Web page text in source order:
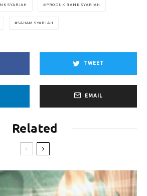
SYARIAH PRODUK BANK SYARIAH
SAHAM SYARIAH
TWEET
EMAIL
Related